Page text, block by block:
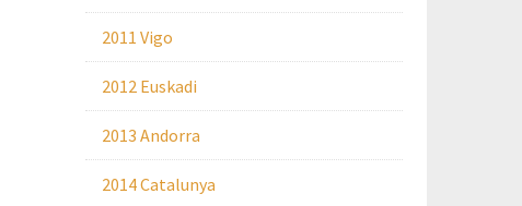
2011 Vigo
2012 Euskadi
2013 Andorra
2014 Catalunya